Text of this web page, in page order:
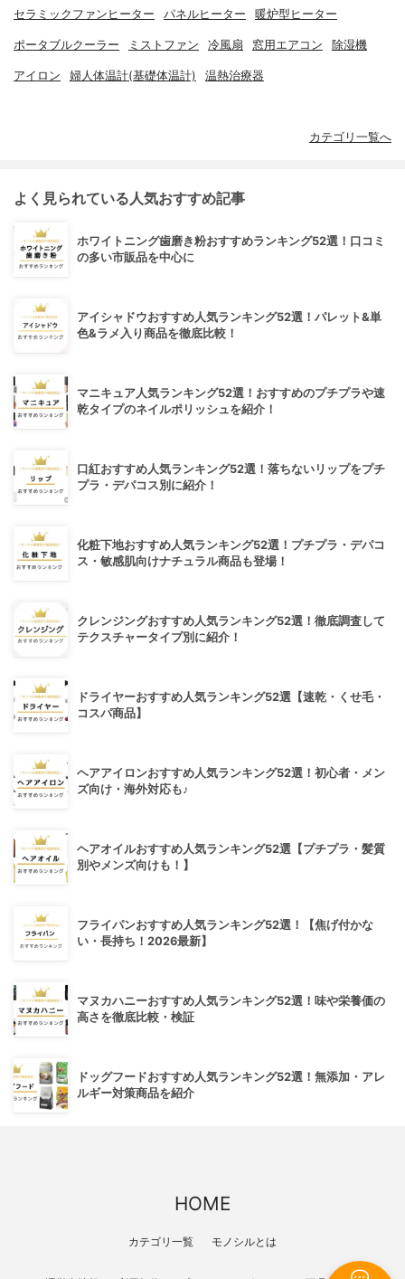
セラミックファンヒーター パネルヒーター 暖炉型ヒーター
ポータブルクーラー ミストファン 冷風扇 窓用エアコン 除湿機
アイロン 婦人体温計(基礎体温計) 温熱治療器
カテゴリ一覧へ
よく見られている人気おすすめ記事
ホワイトニング歯磨き粉おすすめランキング52選！口コミ
の多い市販品を中心に
アイシャドウおすすめ人気ランキング52選！パレット&単
色&ラメ入り商品を徹底比較！
マニキュア人気ランキング52選！おすすめのプチプラや速
乾タイプのネイルポリッシュを紹介！
口紅おすすめ人気ランキング52選！落ちないリップをプチ
プラ・デパコス別に紹介！
化粧下地おすすめ人気ランキング52選！プチプラ・デパコ
ス・敏感肌向けナチュラル商品も登場！
クレンジングおすすめ人気ランキング52選！徹底調査して
テクスチャータイプ別に紹介！
ドライヤーおすすめ人気ランキング52選【速乾・くせ毛・
コスパ商品】
ヘアアイロンおすすめ人気ランキング52選！初心者・メン
ズ向け・海外対応も♪
ヘアオイルおすすめ人気ランキング52選【プチプラ・髪質
別やメンズ向けも！】
フライパンおすすめ人気ランキング52選！【焦げ付かな
い・長持ち！2026最新】
マヌカハニーおすすめ人気ランキング52選！味や栄養価の
高さを徹底比較・検証
ドッグフードおすすめ人気ランキング52選！無添加・アレ
ルギー対策商品を紹介
HOME
カテゴリ一覧 モノシルとは